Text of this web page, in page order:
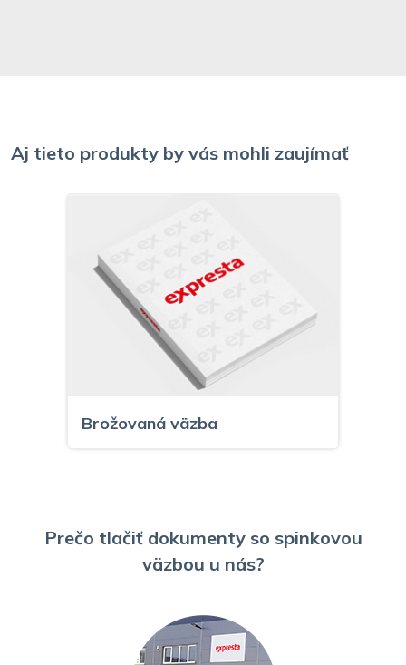
Aj tieto produkty by vás mohli zaujímať
Brožovaná väzba
Prečo tlačiť dokumenty so spinkovou
väzbou u nás?